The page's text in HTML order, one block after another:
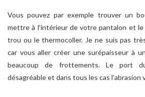
Vous pouvez par exemple trouver un
mettre à l’intérieur de votre pantalon et
trou ou le thermocoller. Je ne suis pas
car vous aller créer une surépaisseur à
beaucoup de frottements. Le port
désagréable et dans tous les cas l’abrasion